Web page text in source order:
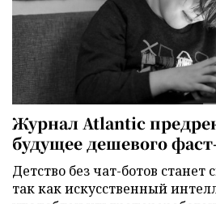
Журнал Atlantic
будущее дешевого
Детство без чат-ботов станет
так как искусственный